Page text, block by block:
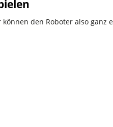
den Roboter also ganz